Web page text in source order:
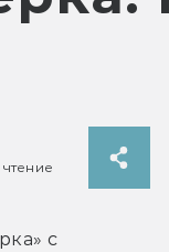
чтение
с